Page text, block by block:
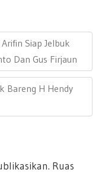
Siap Jelbuk
Dan Gus Firjaun
Bareng H Hendy
Ruas